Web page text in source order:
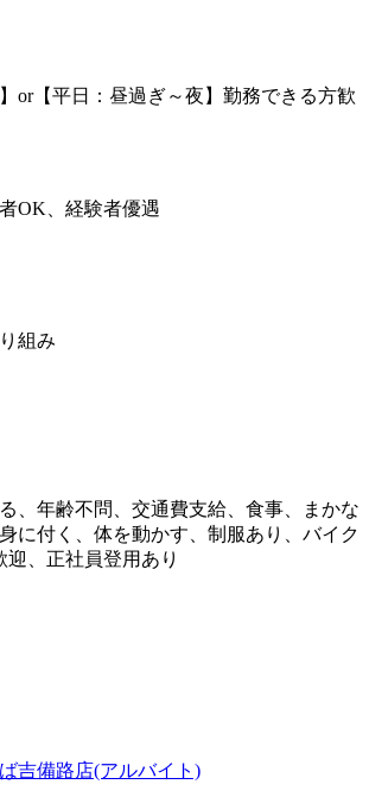
or【平日：昼過ぎ～夜】勤務できる方歓
OK、経験者優遇
組み
、年齢不問、交通費支給、食事、まかな
に付く、体を動かす、制服あり、バイク
、正社員登用あり
吉備路店(アルバイト)